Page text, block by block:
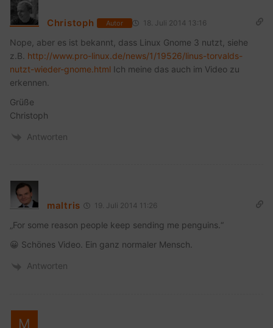
Christoph Autor 18. Juli 2014 13:16
Nope, aber es ist bekannt, dass Linux Gnome 3 nutzt, siehe
z.B. http://www.pro-linux.de/news/1/19526/linus-torvalds-
nutzt-wieder-gnome.html Ich meine das auch im Video zu
erkennen.
Grüße
Christoph
Antworten
maltris 19. Juli 2014 11:26
„For some reason people keep sending me penguins.“
😀 Schönes Video. Ein ganz normaler Mensch.
Antworten